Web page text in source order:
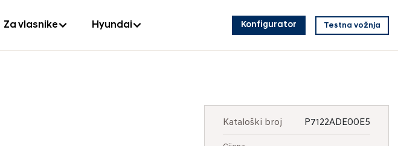
Za vlasnike Hyundai Konfigurator Testna vožnja
Kataloški broj P7122ADE00E5